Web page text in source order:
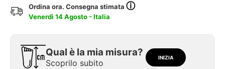
Ordina ora. Consegna stimataⓘ
Venerdì 14 Agosto - Italia
Qual è la mia misura?
Scoprilo subito
INIZIA